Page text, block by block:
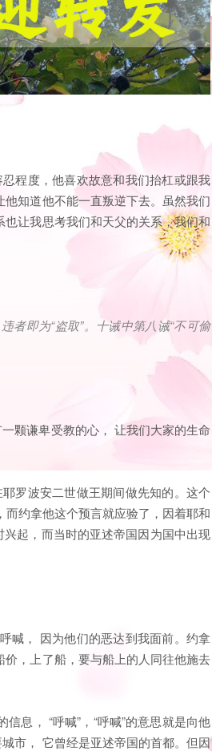
程度，他喜欢故意和我们抬杠或跟我
知道他不能一直叛逆下去。虽然我们
让我思考我们和天父的关系，我们和
者即为“盗取”。十诫中第八诫“不可偷
颗谦卑受教的心， 让我们大家的生命
罗波安二世做王期间做先知的。这个
约拿他这个预言就应验了，因着耶和
起，而当时的亚述帝国因为国中出现
喊， 因为他们的恶达到我面前。约拿
，上了船，要与船上的人同往他施去
息， “呼喊”，“呼喊”的意思就是向他
市， 它曾经是亚述帝国的首都。但因